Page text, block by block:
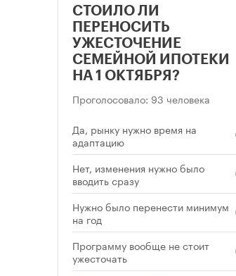
СТОИЛО ЛИ
ПЕРЕНОСИТЬ
УЖЕСТОЧЕНИЕ
СЕМЕЙНОЙ ИПОТЕКИ
НА 1 ОКТЯБРЯ?
Проголосовало: 93 человека
Да, рынку нужно время на
адаптацию
Нет, изменения нужно было
вводить сразу
Нужно было перенести минимум
на год
Программу вообще не стоит
ужесточать